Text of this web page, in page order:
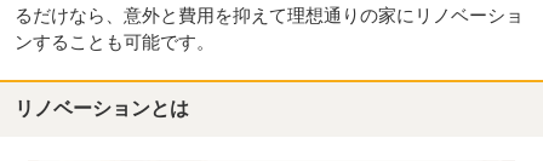
るだけなら、意外と費用を抑えて理想通りの家にリノベーショ
ンすることも可能です。
リノベーションとは